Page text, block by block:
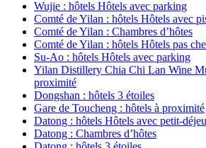
Wujie : hôtels Hôtels avec parking
Comté de Yilan : hôtels Hôtels avec
Comté de Yilan : Chambres d’hôtes
Comté de Yilan : hôtels Hôtels pas
Su-Ao : hôtels Hôtels avec parking
Yilan Distillery Chia Chi Lan Wine
proximité
Dongshan : hôtels 3 étoiles
Gare de Toucheng : hôtels à proximité
Datong : hôtels Hôtels avec petit-
Datong : Chambres d’hôtes